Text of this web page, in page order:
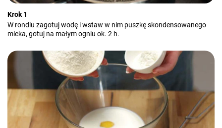
Krok 1
W rondlu zagotuj wodę i wstaw w nim puszkę skondensowanego
mleka, gotuj na małym ogniu ok. 2 h.